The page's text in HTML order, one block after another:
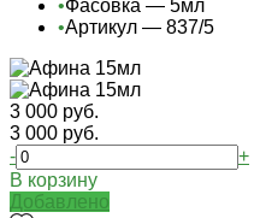
•Фасовка — 5мл
•Артикул — 837/5
3 000 руб.
3 000 руб.
-
+
В корзину
Добавлено